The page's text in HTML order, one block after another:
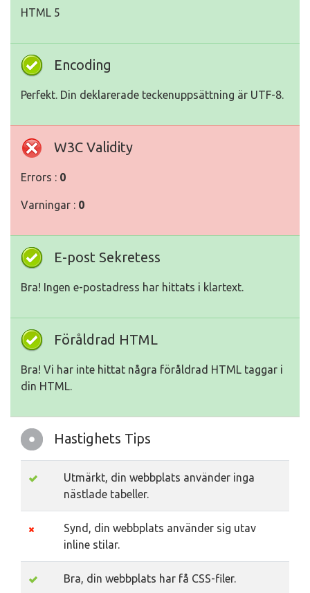
HTML 5
Encoding
Perfekt. Din deklarerade teckenuppsättning är UTF-8.
W3C Validity
Errors : 0
Varningar : 0
E-post Sekretess
Bra! Ingen e-postadress har hittats i klartext.
Föråldrad HTML
Bra! Vi har inte hittat några föråldrad HTML taggar i
din HTML.
Hastighets Tips
Utmärkt, din webbplats använder inga
nästlade tabeller.
Synd, din webbplats använder sig utav
inline stilar.
Bra, din webbplats har få CSS-filer.